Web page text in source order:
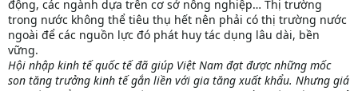
động, các ngành dựa trên cơ sở nông nghiệp… Thị trường
trong nước không thể tiêu thụ hết nên phải có thị trường nước
ngoài để các nguồn lực đó phát huy tác dụng lâu dài, bền
vững.
Hội nhập kinh tế quốc tế đã giúp Việt Nam đạt được những mốc
son tăng trưởng kinh tế gắn liền với gia tăng xuất khẩu. Nhưng giá